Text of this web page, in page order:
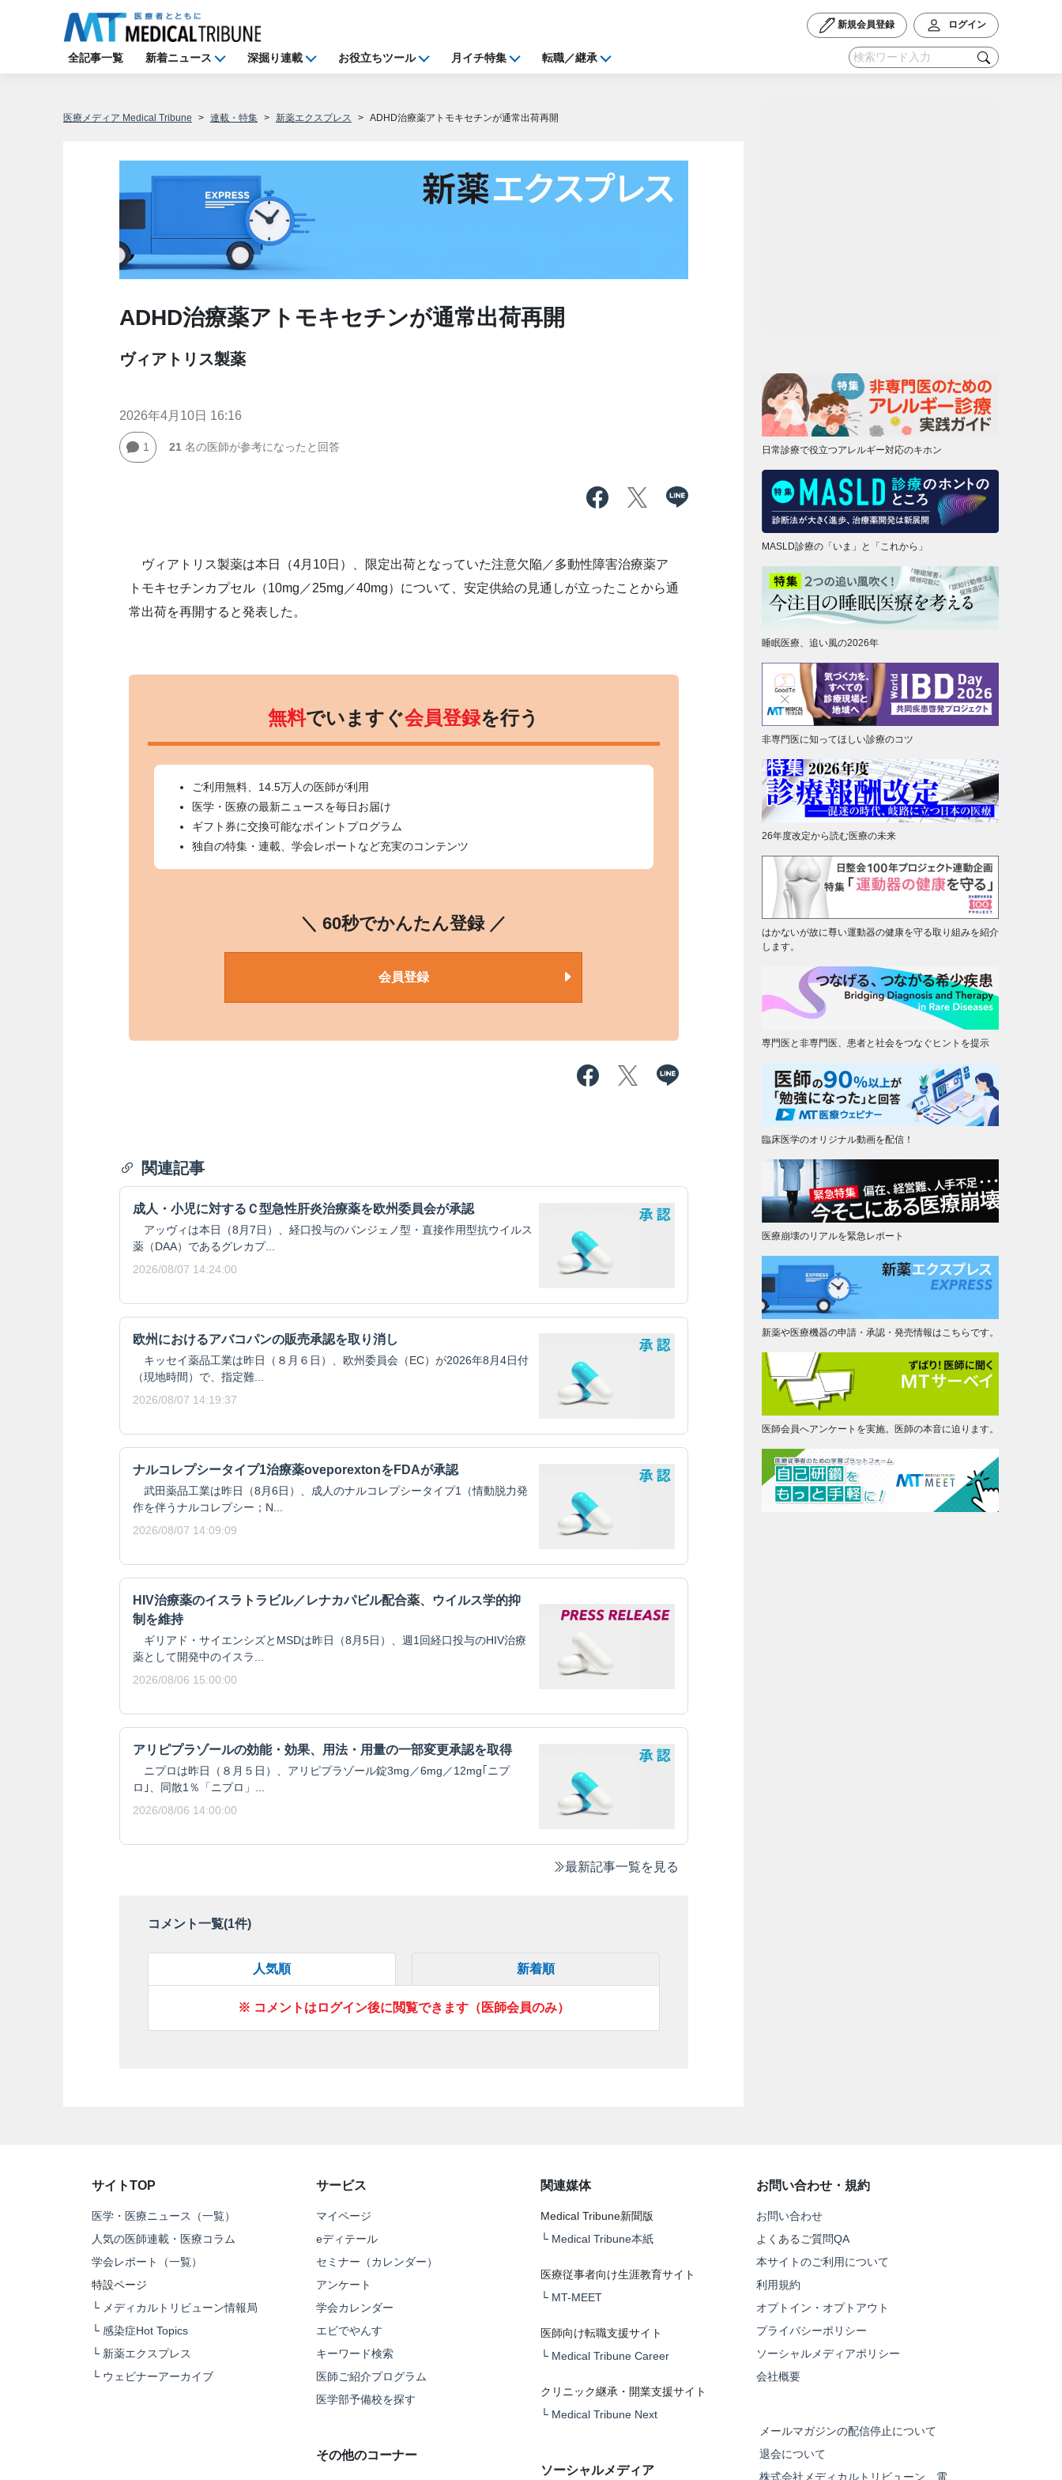
新規会員登録 ログイン
全記事一覧 新着ニュース 深掘り連載 お役立ちツール 月イチ特集 転職／継承
医療メディア Medical Tribune 連載・特集 新薬エクスプレス ADHD治療薬アトモキセチンが通常出荷再開
ADHD治療薬アトモキセチンが通常出荷再開
ヴィアトリス製薬
2026年4月10日 16:16
1 21 名の医師が参考になったと回答
ヴィアトリス製薬は本日（4月10日）、限定出荷となっていた注意欠陥／多動性障害治療薬ア
トモキセチンカプセル（10mg／25mg／40mg）について、安定供給の見通しが立ったことから通
常出荷を再開すると発表した。
無料でいますぐ会員登録を行う
ご利用無料、14.5万人の医師が利用
医学・医療の最新ニュースを毎日お届け
ギフト券に交換可能なポイントプログラム
独自の特集・連載、学会レポートなど充実のコンテンツ
＼ 60秒でかんたん登録 ／
会員登録
関連記事
成人・小児に対するＣ型急性肝炎治療薬を欧州委員会が承認
アッヴィは本日（8月7日）、経口投与のパンジェノ型・直接作用型抗ウイルス
薬（DAA）であるグレカプ...
2026/08/07 14:24:00
欧州におけるアバコパンの販売承認を取り消し
キッセイ薬品工業は昨日（８月６日）、欧州委員会（EC）が2026年8月4日付
（現地時間）で、指定難...
2026/08/07 14:19:37
ナルコレプシータイプ1治療薬oveporextonをFDAが承認
武田薬品工業は昨日（8月6日）、成人のナルコレプシータイプ1（情動脱力発
作を伴うナルコレプシー；N...
2026/08/07 14:09:09
HIV治療薬のイスラトラビル／レナカパビル配合薬、ウイルス学的抑
制を維持
ギリアド・サイエンシズとMSDは昨日（8月5日）、週1回経口投与のHIV治療
薬として開発中のイスラ...
2026/08/06 15:00:00
アリピプラゾールの効能・効果、用法・用量の一部変更承認を取得
ニプロは昨日（８月５日）、アリピプラゾール錠3mg／6mg／12mg｢ニプ
ロ｣、同散1％「ニプロ」...
2026/08/06 14:00:00
最新記事一覧を見る
コメント一覧(1件)
人気順 新着順
※ コメントはログイン後に閲覧できます（医師会員のみ）
日常診療で役立つアレルギー対応のキホン
MASLD診療の「いま」と「これから」
睡眠医療、追い風の2026年
非専門医に知ってほしい診療のコツ
26年度改定から読む医療の未来
はかないが故に尊い運動器の健康を守る取り組みを紹介
します。
専門医と非専門医、患者と社会をつなぐヒントを提示
臨床医学のオリジナル動画を配信！
医療崩壊のリアルを緊急レポート
新薬や医療機器の申請・承認・発売情報はこちらです。
医師会員へアンケートを実施。医師の本音に迫ります。
サイトTOP
医学・医療ニュース（一覧）
人気の医師連載・医療コラム
学会レポート（一覧）
特設ページ
└ メディカルトリビューン情報局
└ 感染症Hot Topics
└ 新薬エクスプレス
└ ウェビナーアーカイブ
サービス
マイページ
eディテール
セミナー（カレンダー）
アンケート
学会カレンダー
エビでやんす
キーワード検索
医師ご紹介プログラム
医学部予備校を探す
その他のコーナー
関連媒体
Medical Tribune新聞版
└ Medical Tribune本紙
医療従事者向け生涯教育サイト
└ MT-MEET
医師向け転職支援サイト
└ Medical Tribune Career
クリニック継承・開業支援サイト
└ Medical Tribune Next
ソーシャルメディア
お問い合わせ・規約
お問い合わせ
よくあるご質問QA
本サイトのご利用について
利用規約
オプトイン・オプトアウト
プライバシーポリシー
ソーシャルメディアポリシー
会社概要
メールマガジンの配信停止について
退会について
株式会社メディカルトリビューン 電